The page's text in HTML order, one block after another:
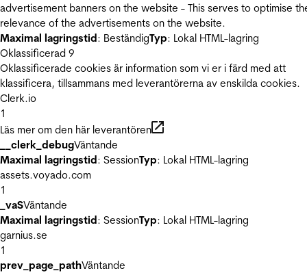
advertisement banners on the website - This serves to optimise
relevance of the advertisements on the website.
Maximal lagringstid: BeständigTyp: Lokal HTML-lagring
Oklassificerad 9
Oklassificerade cookies är information som vi er i färd med att
klassificera, tillsammans med leverantörerna av enskilda cookies.
Clerk.io
1
Läs mer om den här leverantören
__clerk_debugVäntande
Maximal lagringstid: SessionTyp: Lokal HTML-lagring
assets.voyado.com
1
_vaSVäntande
Maximal lagringstid: SessionTyp: Lokal HTML-lagring
garnius.se
1
prev_page_pathVäntande